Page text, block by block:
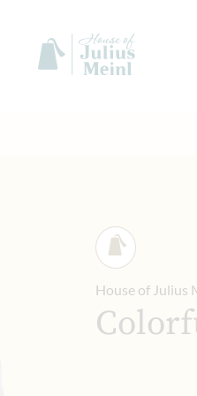
House of Julius